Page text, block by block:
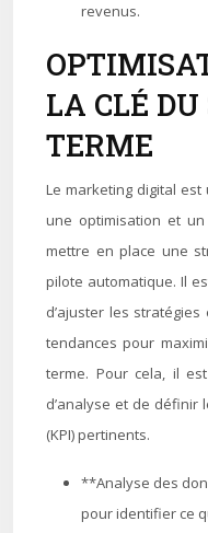
revenus.
LA CLÉ DU
TERME
Le marketing digital
une optimisation et
mettre en place une
pilote automatique. Il
d’ajuster les
tendances pour
terme. Pour cela, il
d’analyse et de définir
(KPI) pertinents.
**Analyse des
pour identifier ce